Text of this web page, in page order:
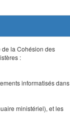
de la Cohésion des
:
informatisés dans
ministériel), et les